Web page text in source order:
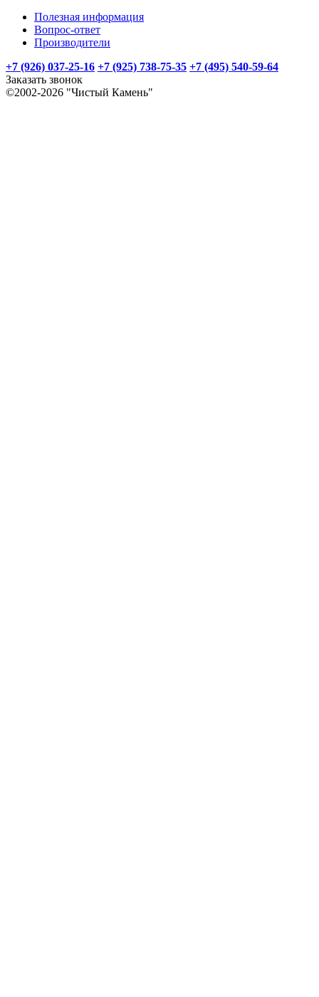
Полезная информация
Вопрос-ответ
Производители
+7 (926) 037-25-16 +7 (925) 738-75-35 +7 (495) 540-59-64
Заказать звонок
©2002-2026 "Чистый Камень"